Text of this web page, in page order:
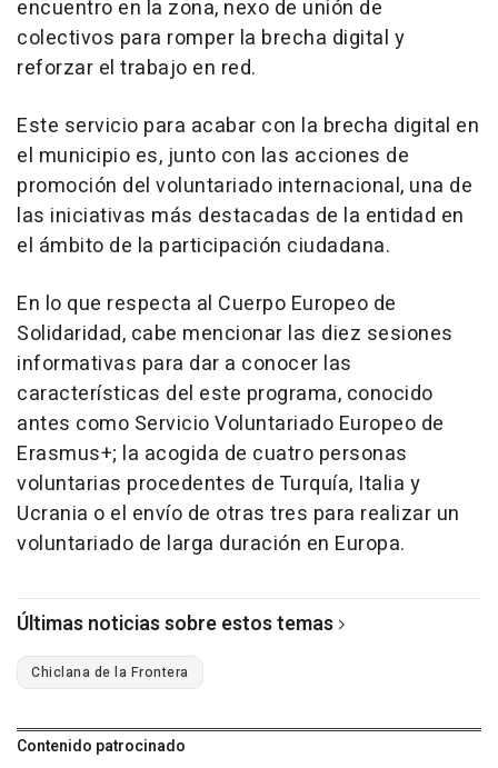
encuentro en la zona, nexo de unión de
colectivos para romper la brecha digital y
reforzar el trabajo en red.
Este servicio para acabar con la brecha digital en
el municipio es, junto con las acciones de
promoción del voluntariado internacional, una de
las iniciativas más destacadas de la entidad en
el ámbito de la participación ciudadana.
En lo que respecta al Cuerpo Europeo de
Solidaridad, cabe mencionar las diez sesiones
informativas para dar a conocer las
características del este programa, conocido
antes como Servicio Voluntariado Europeo de
Erasmus+; la acogida de cuatro personas
voluntarias procedentes de Turquía, Italia y
Ucrania o el envío de otras tres para realizar un
voluntariado de larga duración en Europa.
Últimas noticias sobre estos temas
Chiclana de la Frontera
Contenido patrocinado